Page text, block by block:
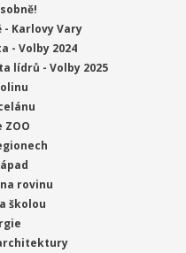
Karlovy Vary
- Volby 2024
lídrů - Volby 2025
ZOO
rovinu
školou